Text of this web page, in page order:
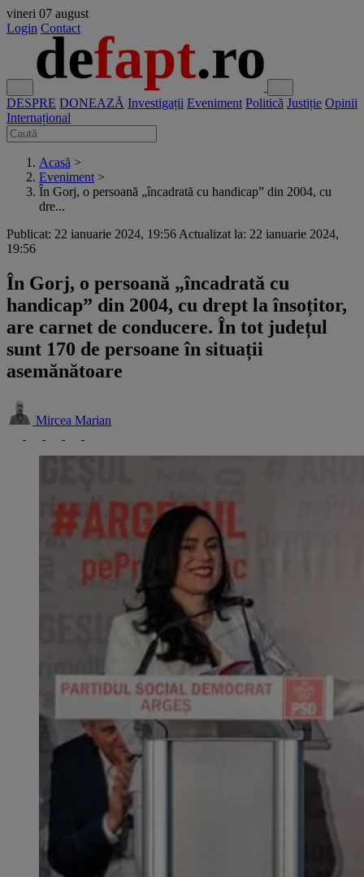
vineri 07 august
Login Contact
DESPRE DONEAZĂ Investigații Eveniment Politică Justiție Opinii
Internațional
Acasă >
Eveniment >
În Gorj, o persoană „încadrată cu handicap” din 2004, cu
dre...
Publicat: 22 ianuarie 2024, 19:56 Actualizat la: 22 ianuarie 2024,
19:56
În Gorj, o persoană „încadrată cu
handicap” din 2004, cu drept la însoțitor,
are carnet de conducere. În tot județul
sunt 170 de persoane în situații
asemănătoare
Mircea Marian